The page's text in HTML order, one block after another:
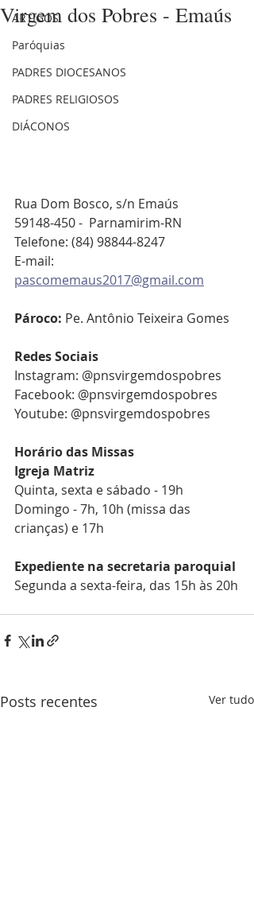
ARTIGOS
Paróquias
PADRES DIOCESANOS
PADRES RELIGIOSOS
DIÁCONOS
Virgem dos Pobres - Emaús
Rua Dom Bosco, s/n Emaús
59148-450 -  Parnamirim-RN
Telefone: (84) 98844-8247
E-mail:
pascomemaus2017@gmail.com
Pároco: Pe. Antônio Teixeira Gomes
Redes Sociais
Instagram: @pnsvirgemdospobres
Facebook: @pnsvirgemdospobres
Youtube: @pnsvirgemdospobres
Horário das Missas
Igreja Matriz
Quinta, sexta e sábado - 19h
Domingo - 7h, 10h (missa das
crianças) e 17h
Expediente na secretaria paroquial
Segunda a sexta-feira, das 15h às 20h
Posts recentes Ver tudo